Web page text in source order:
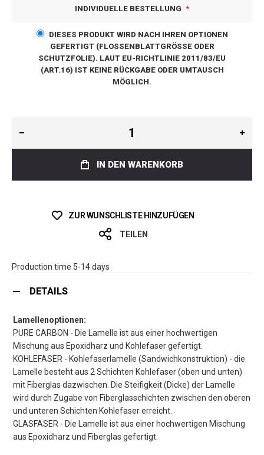
INDIVIDUELLE BESTELLUNG
DIESES PRODUKT WIRD NACH IHREN OPTIONEN
GEFERTIGT (FLOSSENBLATTGRÖSSE ODER S
CHUTZFOLIE). LAUT EU-RICHTLINIE 2011/83/EU (
ART.16) IST KEINE RÜCKGABE ODER UMTAUSCH M
ÖGLICH.
IN DEN WARENKORB
ZUR WUNSCHLISTE HINZUFÜGEN
TEILEN
Production time 5-14 days
DETAILS
Lamellenoptionen:
PURE CARBON - Die Lamelle ist aus einer hochwertigen
Mischung aus Epoxidharz und Kohlefaser gefertigt.
KOHLEFASER - Kohlefaserlamelle (Sandwichkonstruktion) - die
Lamelle besteht aus 2 Schichten Kohlefaser (oben und unten)
mit Fiberglas dazwischen. Die Steifigkeit (Dicke) der Lamelle
wird durch Zugabe von Fiberglasschichten zwischen den oberen
und unteren Schichten Kohlefaser erreicht.
GLASFASER - Die Lamelle ist aus einer hochwertigen Mischung
aus Epoxidharz und Fiberglas gefertigt.